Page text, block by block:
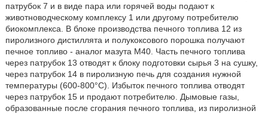
патрубок 7 и в виде пара или горячей воды подают к
животноводческому комплексу 1 или другому потребителю
биокомплекса. В блоке производства печного топлива 12 из
пиролизного дистиллята и полукоксового порошка получают
печное топливо - аналог мазута М40. Часть печного топлива
через патрубок 13 отводят к блоку подготовки сырья 3 на сушку,
через патрубок 14 в пиролизную печь для создания нужной
температуры (600-800°C). Избыток печного топлива отводят
через патрубок 15 и продают потребителю. Дымовые газы,
образованные после сгорания печного топлива, из пиролизной